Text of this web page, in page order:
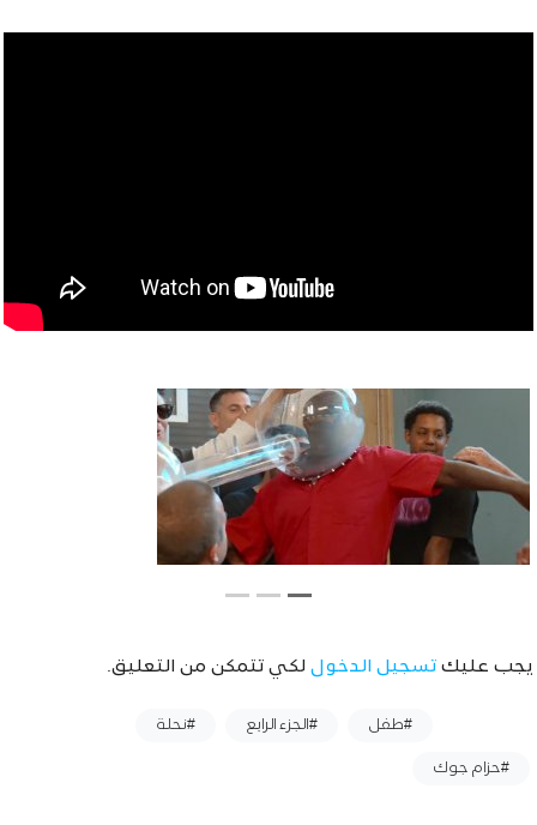
يجب عليك تسجيل الدخول لكي تتمكن من التعليق.
#طفل #الجزء الرابع #نحلة
#حزام جوك